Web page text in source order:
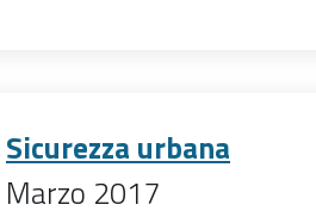
Sicurezza urbana
Marzo 2017